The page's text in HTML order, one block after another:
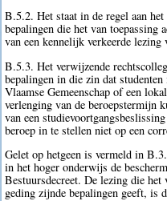
B.5.2. Het staat in de regel aan
bepalingen die het van toepassing
van een kennelijk verkeerde
B.5.3. Het verwijzende
bepalingen in die zin dat
Vlaamse Gemeenschap of een
verlenging van de beroepstermijn
van een
beroep in te stellen niet op een
Gelet op hetgeen is vermeld in
in het hoger onderwijs de
Bestuursdecreet. De lezing die
geding zijnde bepalingen geeft, is